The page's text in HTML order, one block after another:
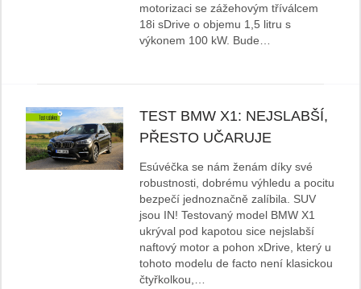
motorizaci se zážehovým tříválcem
18i sDrive o objemu 1,5 litru s
výkonem 100 kW. Bude…
TEST BMW X1: NEJSLABŠÍ,
PŘESTO UČARUJE
Esúvéčka se nám ženám díky své
robustnosti, dobrému výhledu a pocitu
bezpečí jednoznačně zalíbila. SUV
jsou IN! Testovaný model BMW X1
ukrýval pod kapotou sice nejslabší
naftový motor a pohon xDrive, který u
tohoto modelu de facto není klasickou
čtyřkolkou,…